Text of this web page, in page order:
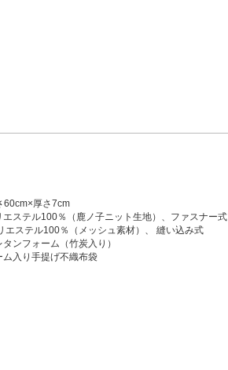
60cm×厚さ7cm
ステル100％（鹿ノ子ニット生地）、ファスナー式
エステル100％（メッシュ素材）、 縫い込み式
ンフォーム（竹炭入り）
入り手提げ不織布袋